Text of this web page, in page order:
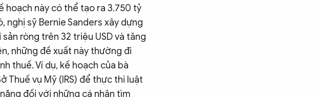
hoạch này có thể tạo ra 3.750 tỷ
nghị sỹ Bernie Sanders xây dựng
ròng trên 32 triệu USD và tăng
những đề xuất này thường đi
thuế. Ví dụ, kế hoạch của bà
Thuế vụ Mỹ (IRS) để thực thi luật
đối với những cá nhân tìm